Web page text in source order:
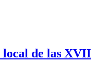
local de las XVII